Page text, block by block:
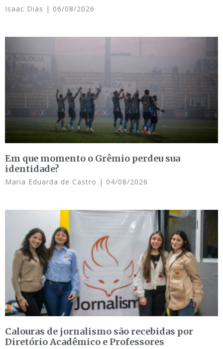
Isaac Dias 06/08/2026
Em que momento o Grêmio perdeu sua
identidade?
Maria Eduarda de Castro 04/08/2026
Calouras de jornalismo são recebidas por
Diretório Acadêmico e Professores